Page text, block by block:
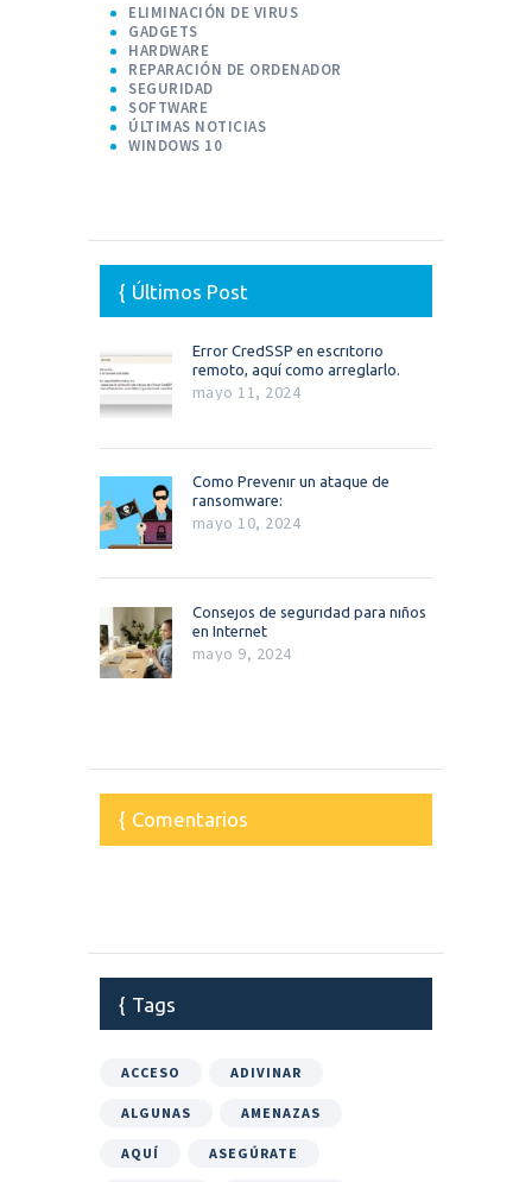
ELIMINACIÓN DE VIRUS
GADGETS
HARDWARE
REPARACIÓN DE ORDENADOR
SEGURIDAD
SOFTWARE
ÚLTIMAS NOTICIAS
WINDOWS 10
Últimos Post
Error CredSSP en escritorio
remoto, aquí como arreglarlo.
mayo 11, 2024
Como Prevenir un ataque de
ransomware:
mayo 10, 2024
Consejos de seguridad para niños
en Internet
mayo 9, 2024
Comentarios
Tags
ACCESO ADIVINAR
ALGUNAS AMENAZAS
AQUÍ ASEGÚRATE